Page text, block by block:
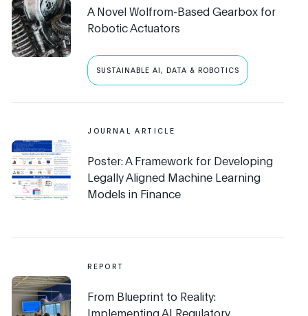
A Novel Wolfrom-Based Gearbox for
Robotic Actuators
SUSTAINABLE AI, DATA & ROBOTICS
JOURNAL ARTICLE
Poster: A Framework for Developing
Legally Aligned Machine Learning
Models in Finance
REPORT
From Blueprint to Reality:
Implementing AI Regulatory